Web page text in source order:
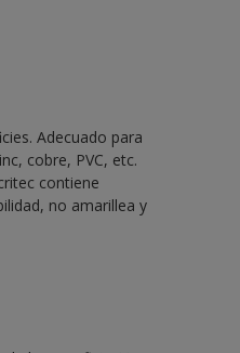
Adecuado para
cobre, PVC, etc.
contiene
no amarillea y